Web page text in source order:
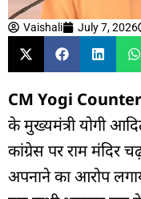
Vaishali July 7, 2026
CM Yogi
केमुख्यमंत्री योगी
कांग्रेस पर राम मंदिर
अपनाने का आरोप